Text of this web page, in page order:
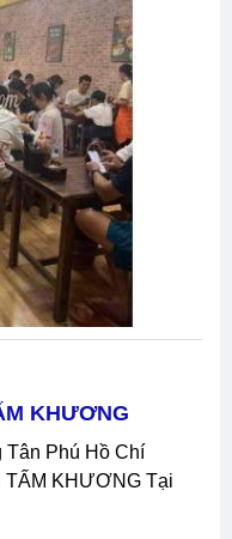
KHƯƠNG
TẤM KHƯƠNG Tại